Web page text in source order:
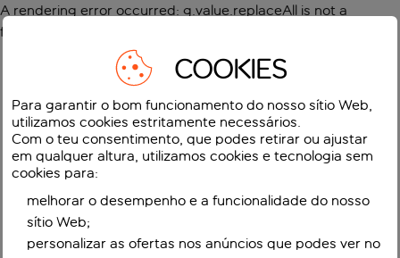
A rendering error occurred: g.value.replaceAll is not a
function
COOKIES
Para garantir o bom funcionamento do nosso sítio Web,
utilizamos cookies estritamente necessários.
Com o teu consentimento, que podes retirar ou ajustar
em qualquer altura, utilizamos cookies e tecnologia sem
cookies para:
melhorar o desempenho e a funcionalidade do nosso
sítio Web;
personalizar as ofertas nos anúncios que podes ver no